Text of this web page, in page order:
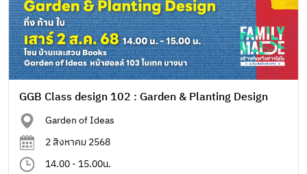
GGB Class design 102 : Garden & Planting Design
Garden of Ideas
2 สิงหาคม 2568
14.00 - 15.00น.